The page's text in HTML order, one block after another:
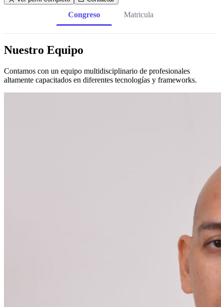
Congreso Matricula
Nuestro Equipo
Contamos con un equipo multidisciplinario de profesionales
altamente capacitados en diferentes tecnologías y frameworks.